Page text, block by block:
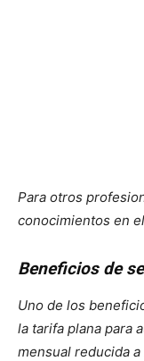
Para otros
conocimientos en
Beneficios de
Uno de los
la tarifa plana para
mensual reducida